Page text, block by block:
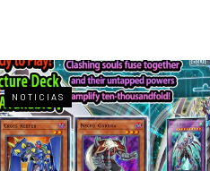
NOTICIAS